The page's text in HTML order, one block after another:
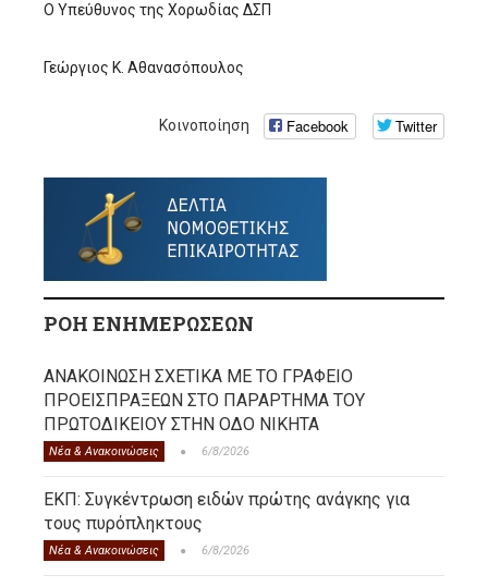
Ο Υπεύθυνος της Χορωδίας ΔΣΠ
Γεώργιος Κ. Αθανασόπουλος
Κοινοποίηση Facebook Twitter
ΡΟΗ ΕΝΗΜΕΡΩΣΕΩΝ
ΑΝΑΚΟΙΝΩΣΗ ΣΧΕΤΙΚΑ ΜΕ ΤΟ ΓΡΑΦΕΙΟ
ΠΡΟΕΙΣΠΡΑΞΕΩΝ ΣΤΟ ΠΑΡΑΡΤΗΜΑ ΤΟΥ
ΠΡΩΤΟΔΙΚΕΙΟΥ ΣΤΗΝ ΟΔΟ ΝΙΚΗΤΑ
Νέα & Ανακοινώσεις 6/8/2026
ΕΚΠ: Συγκέντρωση ειδών πρώτης ανάγκης για
τους πυρόπληκτους
Νέα & Ανακοινώσεις 6/8/2026